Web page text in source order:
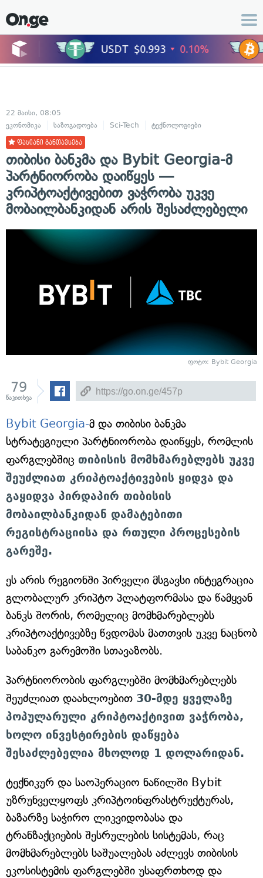
22 მაისი, 08:05
ეკონომიკა
საზოგადოება Sci-Tech ტექნოლოგიები
ფასიანი განთავსება
თიბისი ბანკმა და Bybit Georgia-მ
პარტნიორობა დაიწყეს —
კრიპტოაქტივებით ვაჭრობა უკვე
მობაილბანკიდან არის შესაძლებელი
ფოტო: Bybit Georgia
79
წაკითხვა
Bybit Georgia-მ და თიბისი ბანკმა
სტრატეგიული პარტნიორობა დაიწყეს, რომლის
ფარგლებშიც თიბისის მომხმარებლებს უკვე
შეუძლიათ კრიპტოაქტივების ყიდვა და
გაყიდვა პირდაპირ თიბისის
მობაილბანკიდან დამატებითი
რეგისტრაციისა და რთული პროცესების
გარეშე.
ეს არის რეგიონში პირველი მსგავსი ინტეგრაცია
გლობალურ კრიპტო პლატფორმასა და წამყვან
ბანკს შორის, რომელიც მომხმარებლებს
კრიპტოაქტივებზე წვდომას მათთვის უკვე ნაცნობ
საბანკო გარემოში სთავაზობს.
პარტნიორობის ფარგლებში მომხმარებლებს
შეუძლიათ დაახლოებით 30-მდე ყველაზე
პოპულარული კრიპტოაქტივით ვაჭრობა,
ხოლო ინვესტირების დაწყება
შესაძლებელია მხოლოდ 1 დოლარიდან.
ტექნიკურ და საოპერაციო ნაწილში Bybit
უზრუნველყოფს კრიპტოინფრასტრუქტურას,
ბაზარზე საჭირო ლიკვიდობასა და
ტრანზაქციების შესრულების სისტემას, რაც
მომხმარებლებს საშუალებას აძლევს თიბისის
ეკოსისტემის ფარგლებში უსაფრთხოდ და